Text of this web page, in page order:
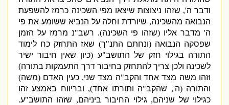
ודבר ה ',שזהו ניצוצות שיצאו מפי השכינה כרמז להשפעת
הנבואה מהשכינה,שיורדת וחלה על הנביא ששומע את פי
'מדבר אליו(שזהו פי השכינה).רשב"נ מרמז על הזמן
שפסקה הנבואה(ונחתם התנ"ך)שאז התחזק כח לימוד
התורה בגילוי חזק של התושב"ע(כיון שאין חיבור ישיר
לשכינה ולכן צריך להתחזק בחיבור דרך התעמקות בתורה)
וזהו משה מצד אחד והקב"ה מצד שני,כעין האדם(משה)
והתורה(ה',שהקב"ה ותורתו אחד),ובריווח באמצע זהו
כגילוי של שניהם,גילוי החיבור ביניהם,שזהו התושב"ע.